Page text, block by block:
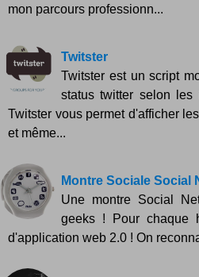
mon parcours professionn...
Twitster
Twitster est un script
status twitter selon
Twitster vous permet d'afficher
et même...
Montre Sociale Social
Une montre Social
geeks ! Pour chaque
d'application web 2.0 ! On